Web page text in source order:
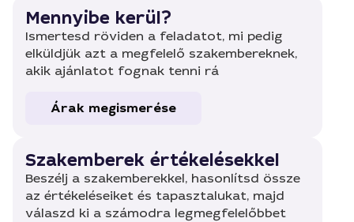
Mennyibe kerül?
Ismertesd röviden a feladatot, mi pedig
elküldjük azt a megfelelő szakembereknek,
akik ajánlatot fognak tenni rá
Árak megismerése
Szakemberek értékelésekkel
Beszélj a szakemberekkel, hasonlítsd össze
az értékeléseiket és tapasztalukat, majd
válaszd ki a számodra legmegfelelőbbet